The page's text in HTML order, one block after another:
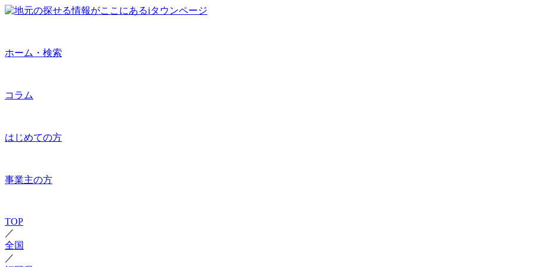
ホーム・検索
コラム
はじめての方
事業主の方
TOP
／
全国
／